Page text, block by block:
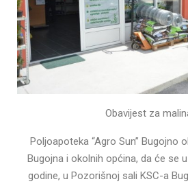
Obavijest za
Poljoapoteka “Agro Sun” Bugojno
Bugojna i okolnih općina, da će se
godine, u Pozorišnoj sali KSC-a